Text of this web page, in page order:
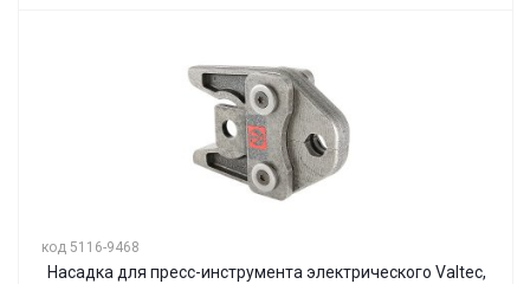
код 5116-9468
Насадка для пресс-инструмента электрического Valtec,